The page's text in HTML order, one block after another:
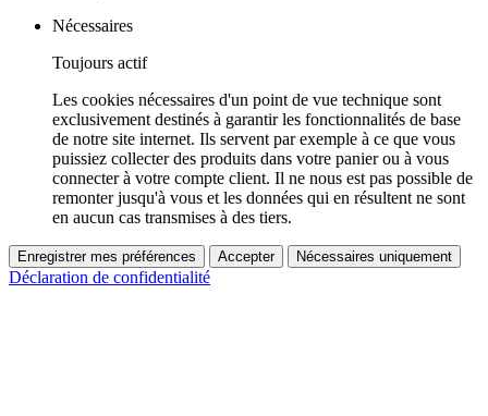
Nécessaires
Toujours actif
Les cookies nécessaires d'un point de vue technique sont
exclusivement destinés à garantir les fonctionnalités de base
de notre site internet. Ils servent par exemple à ce que vous
puissiez collecter des produits dans votre panier ou à vous
connecter à votre compte client. Il ne nous est pas possible de
remonter jusqu'à vous et les données qui en résultent ne sont
en aucun cas transmises à des tiers.
Enregistrer mes préférences Accepter Nécessaires uniquement
Déclaration de confidentialité